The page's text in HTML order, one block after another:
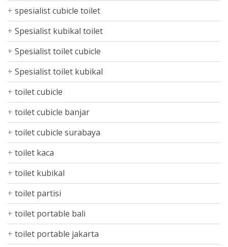
spesialist cubicle toilet
Spesialist kubikal toilet
Spesialist toilet cubicle
Spesialist toilet kubikal
toilet cubicle
toilet cubicle banjar
toilet cubicle surabaya
toilet kaca
toilet kubikal
toilet partisi
toilet portable bali
toilet portable jakarta